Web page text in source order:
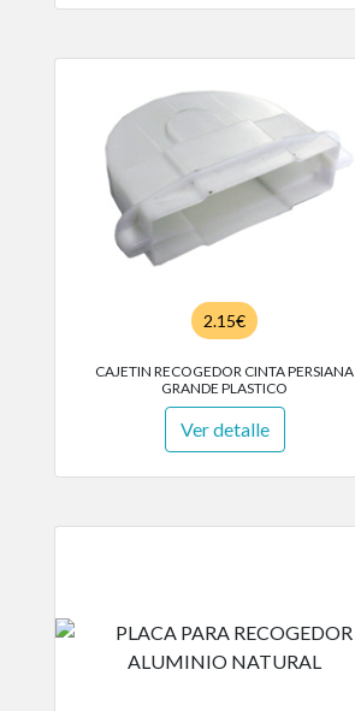
2.15€
CAJETIN RECOGEDOR CINTA PERSIANA
GRANDE PLASTICO
Ver detalle